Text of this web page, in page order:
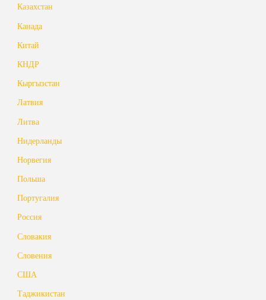
Казахстан
Канада
Китай
КНДР
Кыргызстан
Латвия
Литва
Нидерланды
Норвегия
Польша
Португалия
Россия
Словакия
Словения
США
Таджикистан